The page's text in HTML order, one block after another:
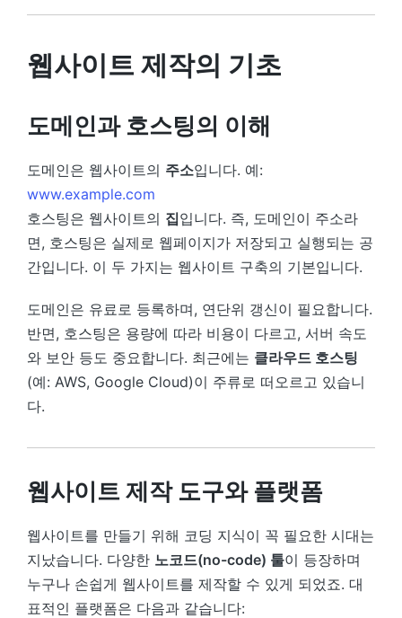
웹사이트 제작의 기초
도메인과 호스팅의 이해
도메인은 웹사이트의 주소입니다. 예:
www.example.com
호스팅은 웹사이트의 집입니다. 즉, 도메인이 주소라
면, 호스팅은 실제로 웹페이지가 저장되고 실행되는 공
간입니다. 이 두 가지는 웹사이트 구축의 기본입니다.
도메인은 유료로 등록하며, 연단위 갱신이 필요합니다.
반면, 호스팅은 용량에 따라 비용이 다르고, 서버 속도
와 보안 등도 중요합니다. 최근에는 클라우드 호스팅
(예: AWS, Google Cloud)이 주류로 떠오르고 있습니
다.
웹사이트 제작 도구와 플랫폼
웹사이트를 만들기 위해 코딩 지식이 꼭 필요한 시대는
지났습니다. 다양한 노코드(no-code) 툴이 등장하며
누구나 손쉽게 웹사이트를 제작할 수 있게 되었죠. 대
표적인 플랫폼은 다음과 같습니다: